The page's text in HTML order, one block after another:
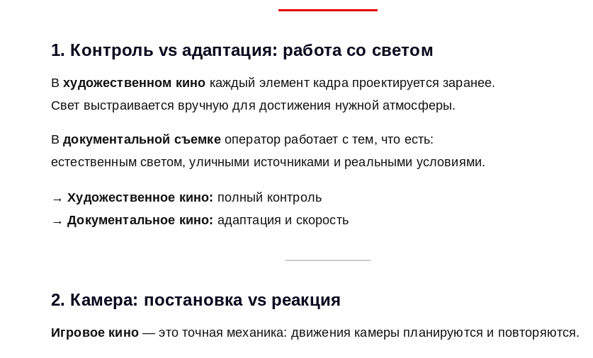
1. Контроль vs адаптация: работа со светом
Вхудожественном кино каждый элемент кадра проектируется заранее.
Свет выстраивается вручную для достижения нужной атмосферы.
Вдокументальной съемкеоператор работает с тем, что есть:
естественным светом, уличными источниками и реальными условиями.
→Художественное кино: полный контроль
→Документальное кино: адаптация и скорость
2. Камера: постановка vs реакция
Игровое кино— это точная механика: движения камеры планируются и повторяются.